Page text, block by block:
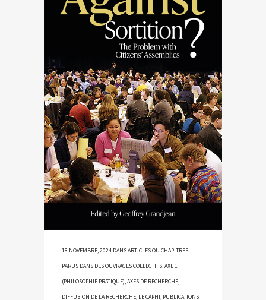
18 NOVEMBRE, 2024 DANSARTICLES OU CHAPITRES
PARUS DANS DES OUVRAGES COLLECTIFS,AXE 1
(PHILOSOPHIE PRATIQUE),AXES DE RECHERCHE,
DIFFUSION DE LA RECHERCHE, LE CAPHI, PUBLICATIONS